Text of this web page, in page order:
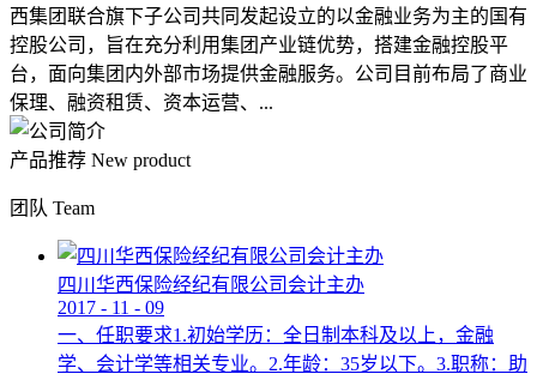
西集团联合旗下子公司共同发起设立的以金融业务为主的国有
控股公司，旨在充分利用集团产业链优势，搭建金融控股平
台，面向集团内外部市场提供金融服务。公司目前布局了商业
保理、融资租赁、资本运营、...
产品推荐 New product
团队 Team
四川华西保险经纪有限公司会计主办
2017 - 11 - 09
一、任职要求1.初始学历：全日制本科及以上，金融
学、会计学等相关专业。2.年龄：35岁以下。3.职称：助